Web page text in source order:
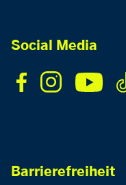
Social Media
Barrierefreiheit